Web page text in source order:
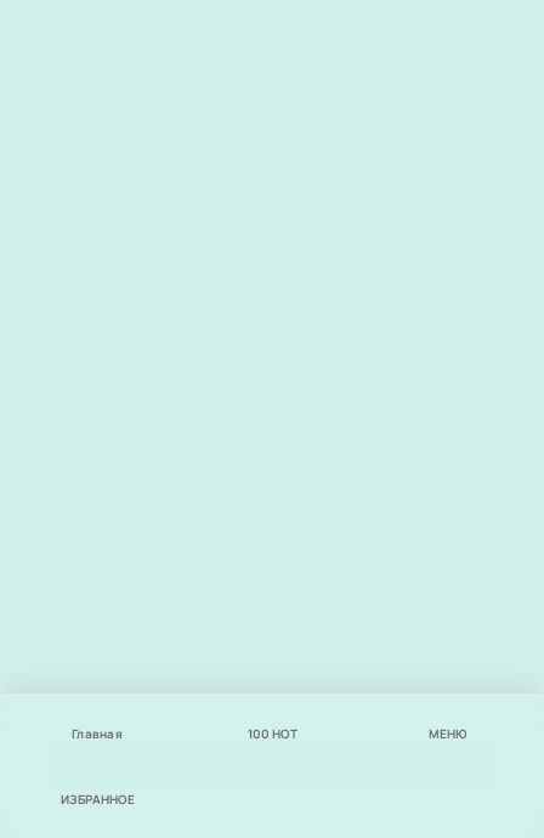
Главная 100 НОТ МЕНЮ
ИЗБРАННОЕ